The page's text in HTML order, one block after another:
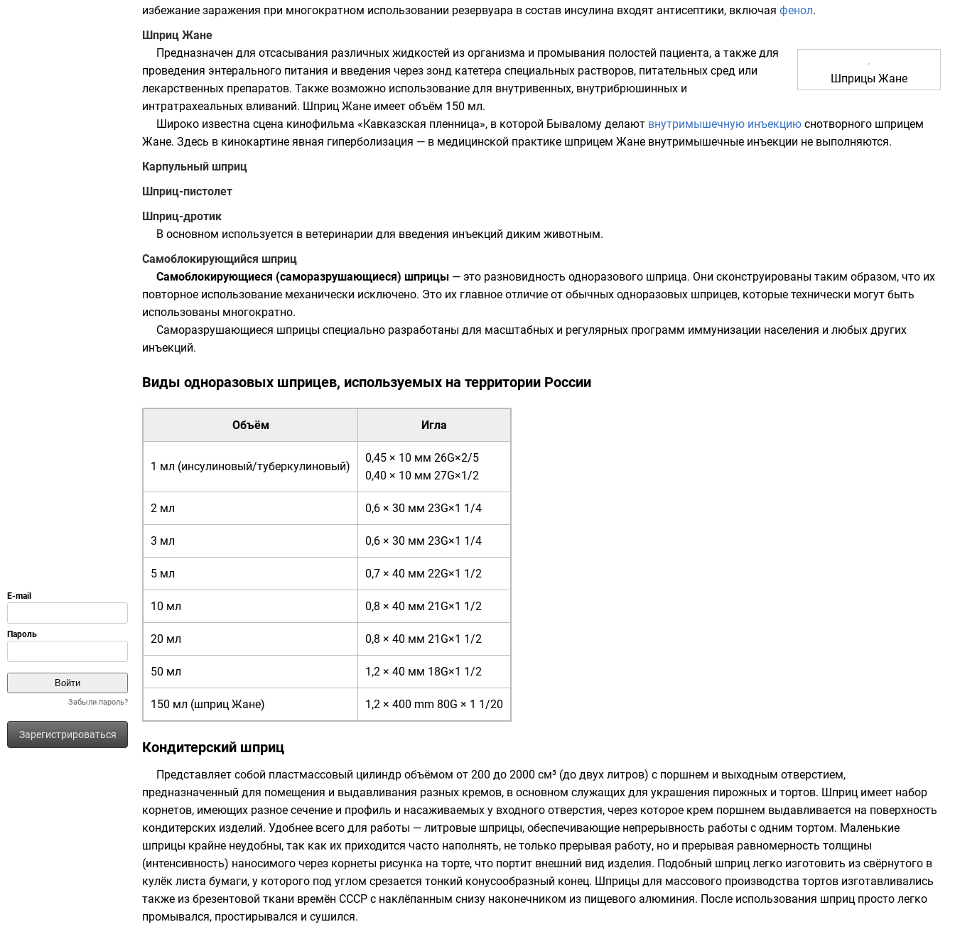
Забыли пароль?
Зарегистрироваться
избежание заражения при многократном использовании резервуара в состав инсулина входят антисептики, включая фенол.
Шприц Жане
Шприцы Жане
Предназначен для отсасывания различных жидкостей из организма и промывания полостей пациента, а также для
проведения энтерального питания и введения через зонд катетера специальных растворов, питательных сред или
лекарственных препаратов. Также возможно использование для внутривенных, внутрибрюшинных и
интратрахеальных вливаний. Шприц Жане имеет объём 150 мл.
Широко известна сцена кинофильма «Кавказская пленница», в которой Бывалому делают внутримышечную инъекцию снотворного шприцем
Жане. Здесь в кинокартине явная гиперболизация — в медицинской практике шприцем Жане внутримышечные инъекции не выполняются.
Карпульный шприц
Шприц-пистолет
Шприц-дротик
В основном используется в ветеринарии для введения инъекций диким животным.
Самоблокирующийся шприц
Самоблокирующиеся (саморазрушающиеся) шприцы — это разновидность одноразового шприца. Они сконструированы таким образом, что их
повторное использование механически исключено. Это их главное отличие от обычных одноразовых шприцев, которые технически могут быть
использованы многократно.
Саморазрушающиеся шприцы специально разработаны для масштабных и регулярных программ иммунизации населения и любых других
инъекций.
Виды одноразовых шприцев, используемых на территории России
Объём Игла
1 мл (инсулиновый/туберкулиновый)
0,45 × 10 мм 26G×2/5
0,40 × 10 мм 27G×1/2
2 мл 0,6 × 30 мм 23G×1 1/4
3 мл 0,6 × 30 мм 23G×1 1/4
5 мл 0,7 × 40 мм 22G×1 1/2
10 мл 0,8 × 40 мм 21G×1 1/2
20 мл 0,8 × 40 мм 21G×1 1/2
50 мл 1,2 × 40 мм 18G×1 1/2
150 мл (шприц Жане) 1,2 × 400 mm 80G × 1 1/20
Кондитерский шприц
Представляет собой пластмассовый цилиндр объёмом от 200 до 2000 см³ (до двух литров) с поршнем и выходным отверстием,
предназначенный для помещения и выдавливания разных кремов, в основном служащих для украшения пирожных и тортов. Шприц имеет набор
корнетов, имеющих разное сечение и профиль и насаживаемых у входного отверстия, через которое крем поршнем выдавливается на поверхность
кондитерских изделий. Удобнее всего для работы — литровые шприцы, обеспечивающие непрерывность работы с одним тортом. Маленькие
шприцы крайне неудобны, так как их приходится часто наполнять, не только прерывая работу, но и прерывая равномерность толщины
(интенсивность) наносимого через корнеты рисунка на торте, что портит внешний вид изделия. Подобный шприц легко изготовить из свёрнутого в
кулёк листа бумаги, у которого под углом срезается тонкий конусообразный конец. Шприцы для массового производства тортов изготавливались
также из брезентовой ткани времён СССР с наклёпанным снизу наконечником из пищевого алюминия. После использования шприц просто легко
промывался, простирывался и сушился.